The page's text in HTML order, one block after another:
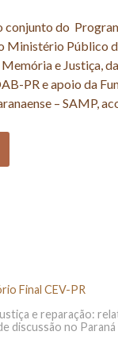
conjunto do
Ministério Público
e Justiça,
PR e apoio da
– SAMP,
Final CEV-PR
e reparação:
discussão no Paraná